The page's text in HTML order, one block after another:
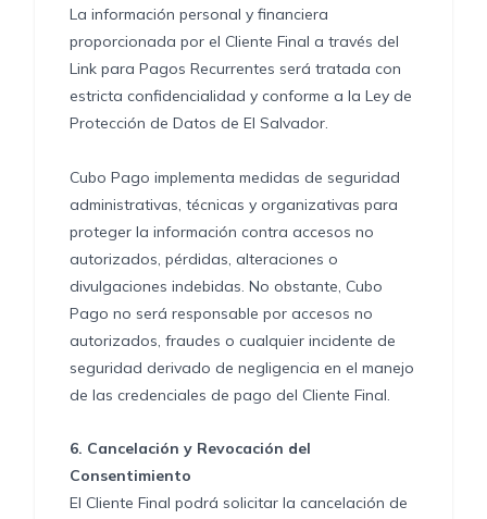
La información personal y financiera
proporcionada por el Cliente Final a través del
Link para Pagos Recurrentes será tratada con
estricta confidencialidad y conforme a la Ley de
Protección de Datos de El Salvador.
Cubo Pago implementa medidas de seguridad
administrativas, técnicas y organizativas para
proteger la información contra accesos no
autorizados, pérdidas, alteraciones o
divulgaciones indebidas. No obstante, Cubo
Pago no será responsable por accesos no
autorizados, fraudes o cualquier incidente de
seguridad derivado de negligencia en el manejo
de las credenciales de pago del Cliente Final.
6. Cancelación y Revocación del
Consentimiento
El Cliente Final podrá solicitar la cancelación de